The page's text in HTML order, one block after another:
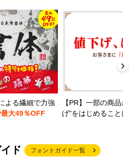
よる繊細で力強
大49％OFF
【PR】一部の商品
げ"をはじめること
ド フォントガイド一覧